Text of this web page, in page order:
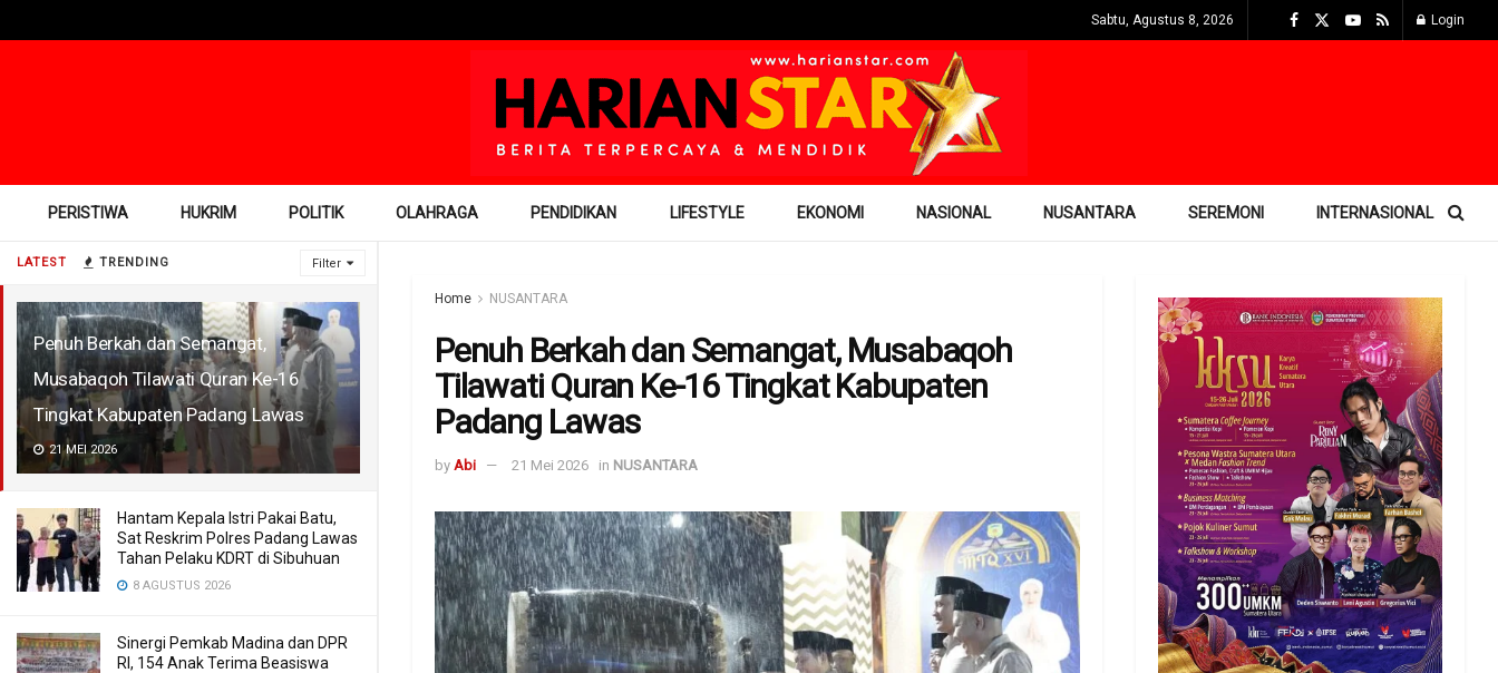
LATEST TRENDING Filter
Penuh Berkah dan Semangat,
Musabaqoh Tilawati Quran Ke-16
Tingkat Kabupaten Padang Lawas
21 MEI 2026
Hantam Kepala Istri Pakai Batu,
Sat Reskrim Polres Padang Lawas
Tahan Pelaku KDRT di Sibuhuan
8 AGUSTUS 2026
Sinergi Pemkab Madina dan DPR
RI, 154 Anak Terima Beasiswa
Sabtu, Agustus 8, 2026 Login
PERISTIWA HUKRIM POLITIK OLAHRAGA PENDIDIKAN LIFESTYLE EKONOMI NASIONAL NUSANTARA SEREMONI INTERNASIONAL
Home NUSANTARA
Penuh Berkah dan Semangat, Musabaqoh
Tilawati Quran Ke-16 Tingkat Kabupaten
Padang Lawas
by Abi 21 Mei 2026 in NUSANTARA